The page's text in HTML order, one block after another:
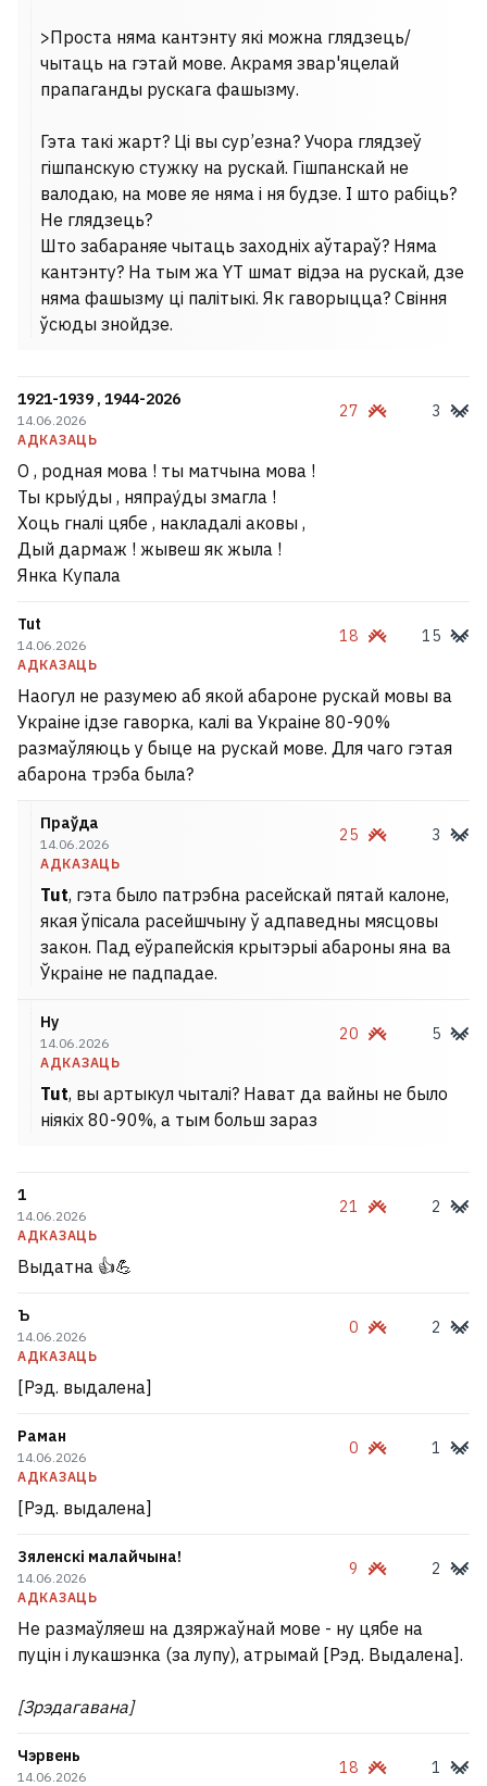
>Проста няма кантэнту які можна глядзець/
чытаць на гэтай мове. Акрамя звар'яцелай
прапаганды рускага фашызму.
Гэта такі жарт? Ці вы сур’езна? Учора глядзеў
гішпанскую стужку на рускай. Гішпанскай не
валодаю, на мове яе няма і ня будзе. І што рабіць?
Не глядзець?
Што забараняе чытаць заходніх аўтараў? Няма
кантэнту? На тым жа YT шмат відэа на рускай, дзе
няма фашызму ці палітыкі. Як гаворыцца? Свіння
ўсюды знойдзе.
1921-1939 , 1944-2026
14.06.2026
АДКАЗАЦЬ
27 3
О , родная мова ! ты матчына мова !
Ты крыу́ды , няпрау́ды змагла !
Хоць гналі цябе , накладалі аковы ,
Дый дармаж ! жывеш як жыла !
Янка Купала
Tut
14.06.2026
АДКАЗАЦЬ
18 15
Наогул не разумею аб якой абароне рускай мовы ва
Украіне ідзе гаворка, калі ва Украіне 80-90%
размаўляюць у быце на рускай мове. Для чаго гэтая
абарона трэба была?
Праўда
14.06.2026
АДКАЗАЦЬ
25 3
Tut, гэта было патрэбна расейскай пятай калоне,
якая ўпісала расейшчыну ў адпаведны мясцовы
закон. Пад еўрапейскія крытэрыі абароны яна ва
Ўкраіне не падпадае.
Ну
14.06.2026
АДКАЗАЦЬ
20 5
Tut, вы артыкул чыталі? Нават да вайны не было
ніякіх 80-90%, а тым больш зараз
1
14.06.2026
АДКАЗАЦЬ
21 2
Выдатна 👍💪
Ъ
14.06.2026
АДКАЗАЦЬ
0 2
[Рэд. выдалена]
Раман
14.06.2026
АДКАЗАЦЬ
0 1
[Рэд. выдалена]
Зяленскі малайчына!
14.06.2026
АДКАЗАЦЬ
9 2
Не размаўляеш на дзяржаўнай мове - ну цябе на
пуцін і лукашэнка (за лупу), атрымай [Рэд. Выдалена].
[Зрэдагавана]
Чэрвень
14.06.2026
18 1